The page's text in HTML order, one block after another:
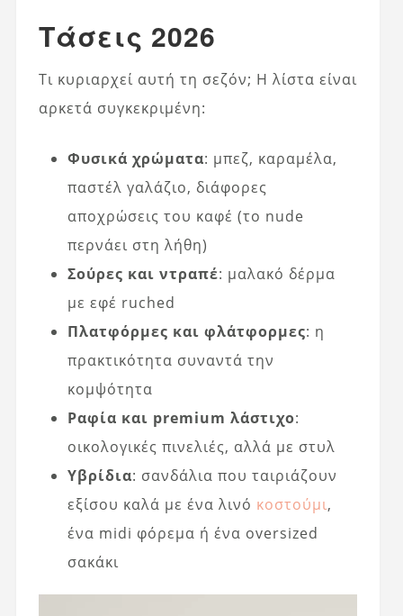
Τάσεις 2026
Τι κυριαρχεί αυτή τη σεζόν; Η λίστα είναι
αρκετά συγκεκριμένη:
Φυσικά χρώματα: μπεζ, καραμέλα,
παστέλ γαλάζιο, διάφορες
αποχρώσεις του καφέ (το nude
περνάει στη λήθη)
Σούρες και ντραπέ: μαλακό δέρμα
με εφέ ruched
Πλατφόρμες και φλάτφορμες: η
πρακτικότητα συναντά την
κομψότητα
Ραφία και premium λάστιχο:
οικολογικές πινελιές, αλλά με στυλ
Υβρίδια: σανδάλια που ταιριάζουν
εξίσου καλά με ένα λινό κοστούμι,
ένα midi φόρεμα ή ένα oversized
σακάκι